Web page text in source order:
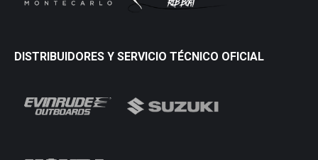
DISTRIBUIDORES Y SERVICIO TÉCNICO OFICIAL